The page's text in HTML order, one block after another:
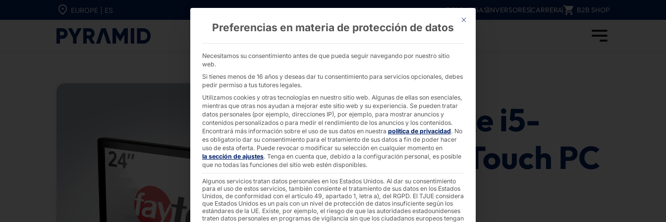
Ir directamente al contenido
EUROPE | ES DESCARGASINVERSORESCARRERA B2B SHOP
PC táctiles de 7" a 27" con i5-1145G7E y marco de goma - PYRAMID
Tiger Lake i5-
1145G7E Touch PC
(goma)
Este botón cierra el cuadro de diálogo. Su función es idéntica a la del
Preferencias en materia de protección de datos
Necesitamos su consentimiento antes de que pueda seguir navegando por nuestro sitio
web.
Si tienes menos de 16 años y deseas dar tu consentimiento para servicios opcionales, debes
pedir permiso a tus tutores legales.
Utilizamos cookies y otras tecnologías en nuestro sitio web. Algunas de ellas son esenciales,
mientras que otras nos ayudan a mejorar este sitio web y su experiencia. Se pueden tratar
datos personales (por ejemplo, direcciones IP), por ejemplo, para mostrar anuncios y
contenidos personalizados o para medir el rendimiento de los anuncios y los contenidos.
Encontrará más información sobre el uso de sus datos en nuestra política de privacidad. No
es obligatorio dar su consentimiento para el tratamiento de sus datos a fin de poder hacer
uso de esta oferta. Puede revocar o modificar su selección en cualquier momento en
la sección de ajustes. Tenga en cuenta que, debido a la configuración personal, es posible
que no todas las funciones del sitio web estén disponibles.
Algunos servicios tratan datos personales en los Estados Unidos. Al dar su consentimiento
para el uso de estos servicios, también consiente el tratamiento de sus datos en los Estados
Unidos, de conformidad con el artículo 49, apartado 1, letra a), del RGPD. El TJUE considera
que Estados Unidos es un país con un nivel de protección de datos insuficiente según los
estándares de la UE. Existe, por ejemplo, el riesgo de que las autoridades estadounidenses
traten datos personales en programas de vigilancia sin que los ciudadanos europeos tengan